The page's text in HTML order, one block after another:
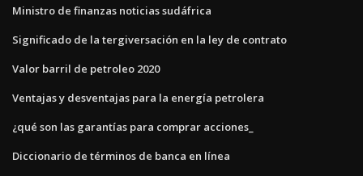
Ministro de finanzas noticias sudáfrica
Significado de la tergiversación en la ley de contrato
Valor barril de petroleo 2020
Ventajas y desventajas para la energía petrolera
¿qué son las garantías para comprar acciones_
Diccionario de términos de banca en línea